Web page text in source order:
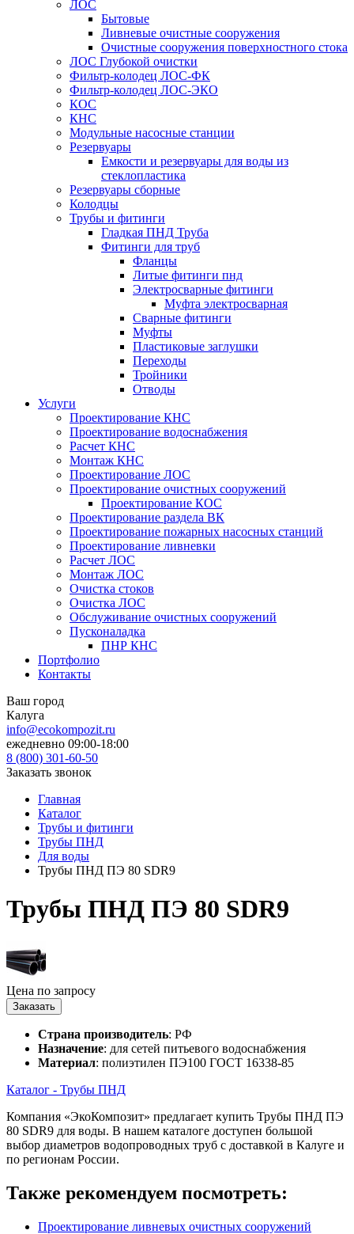
ЛОС
Бытовые
Ливневые очистные сооружения
Очистные сооружения поверхностного стока
ЛОС Глубокой очистки
Фильтр-колодец ЛОС-ФК
Фильтр-колодец ЛОС-ЭКО
КОС
КНС
Модульные насосные станции
Резервуары
Емкости и резервуары для воды из
стеклопластика
Резервуары сборные
Колодцы
Трубы и фитинги
Гладкая ПНД Труба
Фитинги для труб
Фланцы
Литые фитинги пнд
Электросварные фитинги
Муфта электросварная
Сварные фитинги
Муфты
Пластиковые заглушки
Переходы
Тройники
Отводы
Услуги
Проектирование КНС
Проектирование водоснабжения
Расчет КНС
Монтаж КНС
Проектирование ЛОС
Проектирование очистных сооружений
Проектирование КОС
Проектирование раздела ВК
Проектирование пожарных насосных станций
Проектирование ливневки
Расчет ЛОС
Монтаж ЛОС
Очистка стоков
Очистка ЛОС
Обслуживание очистных сооружений
Пусконаладка
ПНР КНС
Портфолио
Контакты
Ваш город
Калуга
info@ecokompozit.ru
ежедневно 09:00-18:00
8 (800) 301-60-50
Заказать звонок
Главная
Каталог
Трубы и фитинги
Трубы ПНД
Для воды
Трубы ПНД ПЭ 80 SDR9
Трубы ПНД ПЭ 80 SDR9
Цена по запросу
Заказать
Страна производитель: РФ
Назначение: для сетей питьевого водоснабжения
Материал: полиэтилен ПЭ100 ГОСТ 16338-85
Каталог - Трубы ПНД
Компания «ЭкоКомпозит» предлагает купить Трубы ПНД ПЭ
80 SDR9 для воды. В нашем каталоге доступен большой
выбор диаметров водопроводных труб с доставкой в Калуге и
по регионам России.
Также рекомендуем посмотреть:
Проектирование ливневых очистных сооружений